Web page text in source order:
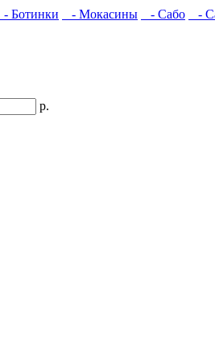
- Ботинки - Мокасины - Сабо -
р.